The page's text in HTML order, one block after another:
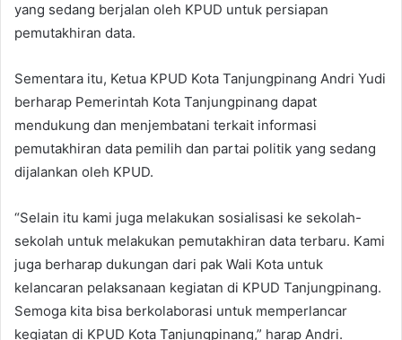
yang sedang berjalan oleh KPUD untuk persiapan
pemutakhiran data.
Sementara itu, Ketua KPUD Kota Tanjungpinang Andri Yudi
berharap Pemerintah Kota Tanjungpinang dapat
mendukung dan menjembatani terkait informasi
pemutakhiran data pemilih dan partai politik yang sedang
dijalankan oleh KPUD.
“Selain itu kami juga melakukan sosialisasi ke sekolah-
sekolah untuk melakukan pemutakhiran data terbaru. Kami
juga berharap dukungan dari pak Wali Kota untuk
kelancaran pelaksanaan kegiatan di KPUD Tanjungpinang.
Semoga kita bisa berkolaborasi untuk memperlancar
kegiatan di KPUD Kota Tanjungpinang,” harap Andri.